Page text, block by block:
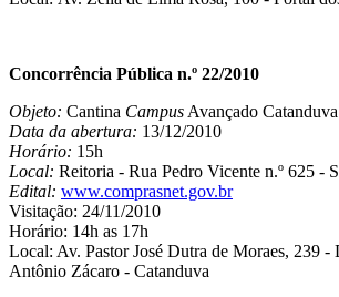
Concorrência Pública n.º 22/2010
Objeto: Cantina Campus Avançado
Data da abertura: 13/12/2010
Horário: 15h
Local: Reitoria - Rua Pedro Vicente n.º 625 -
Edital: www.comprasnet.gov.br
Visitação: 24/11/2010
Horário: 14h as 17h
Local: Av. Pastor José Dutra de Moraes, 239 -
Antônio Zácaro - Catanduva